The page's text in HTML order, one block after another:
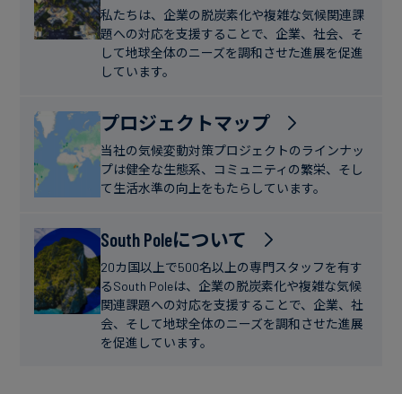
み
飲
料
ス
テ
ナ
ブ
フ
ァ
イ
ナ
ン
ー
ス
ス
デ
ィ
ニ
ー
ス
私たちは、企業の脱炭素化や複雑な気候関連課
題への対応を支援することで、企業、社会、そ
して地球全体のニーズを調和させた進展を促進
しています。
プロジェクトマップ
当社の気候変動対策プロジェクトのラインナッ
プは健全な生態系、コミュニティの繁栄、そし
て生活水準の向上をもたらしています。
South Poleについて
20カ国以上で500名以上の専門スタッフを有す
るSouth Poleは、企業の脱炭素化や複雑な気候
関連課題への対応を支援することで、企業、社
会、そして地球全体のニーズを調和させた進展
を促進しています。